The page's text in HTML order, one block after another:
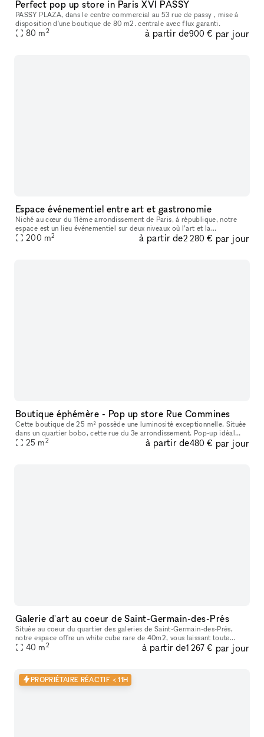
Perfect pop up store in Paris XVI PASSY
PASSY PLAZA, dans le centre commercial au 53 rue de passy , mise à
disposition d'une boutique de 80 m2. centrale avec flux garanti.
80 m2 à partir de900 € par jour
Espace événementiel entre art et gastronomie
Niché au cœur du 11ème arrondissement de Paris, à république, notre
espace est un lieu événementiel sur deux niveaux où l’art et la
gastronomie se rencontrent, se mêlent, et donnent naissance à des m
200 m2 à partir de2 280 € par jour
Boutique éphémère - Pop up store Rue Commines
Cette boutique de 25 m² possède une luminosité exceptionnelle. Située
dans un quartier bobo, cette rue du 3e arrondissement. Pop-up idéal
dans le cadre de marques de mode masculine ou de galeristes e
25 m2 à partir de480 € par jour
Galerie d'art au coeur de Saint-Germain-des-Prés
Située au coeur du quartier des galeries de Saint-Germain-des-Prés,
notre espace offre un white cube rare de 40m2, vous laissant toute
liberté pour déployer votre concept de pop-up store / galerie.
40 m2 à partir de1 267 € par jour
PROPRIÉTAIRE RÉACTIF < 11H